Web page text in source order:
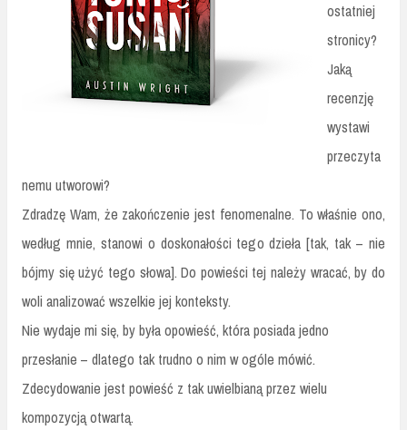
ostatniej
stronicy?
Jaką
recenzję
wystawi
przeczyta
nemu utworowi?
Zdradzę Wam, że zakończenie jest fenomenalne. To właśnie ono,
według mnie, stanowi o doskonałości tego dzieła [tak, tak – nie
bójmy się użyć tego słowa]. Do powieści tej należy wracać, by do
woli analizować wszelkie jej konteksty.
Nie wydaje mi się, by była opowieść, która posiada jedno
przesłanie – dlatego tak trudno o nim w ogóle mówić.
Zdecydowanie jest powieść z tak uwielbianą przez wielu
kompozycją otwartą.